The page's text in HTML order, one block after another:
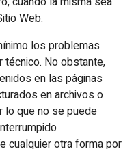
Web.
los problemas
No obstante,
en las páginas
en archivos o
lo que no se puede
cualquier otra forma por